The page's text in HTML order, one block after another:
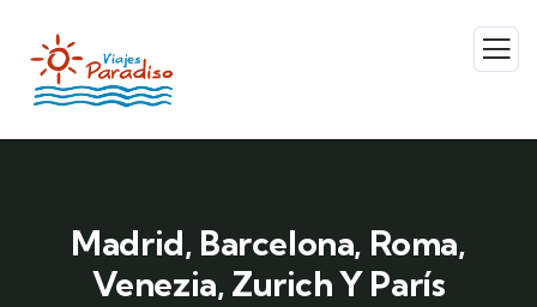
Madrid, Barcelona, Roma,
Venezia, Zurich Y París